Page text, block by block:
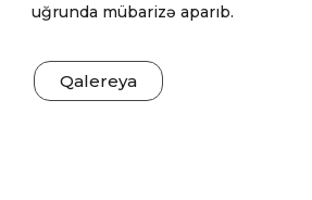
uğrunda mübarizə aparıb.
Qalereya